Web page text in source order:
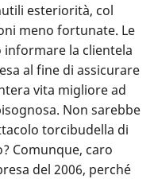
esteriorità, col
meno fortunate. Le
la clientela
al fine di assicurare
vita migliore ad
Non sarebbe
torcibudella di
Comunque, caro
del 2006, perché